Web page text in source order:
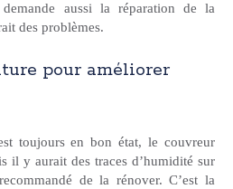
aussi la réparation de la
des problèmes.
pour améliorer
toujours en bon état, le couvreur
il y aurait des traces d’humidité sur
de la rénover. C’est la